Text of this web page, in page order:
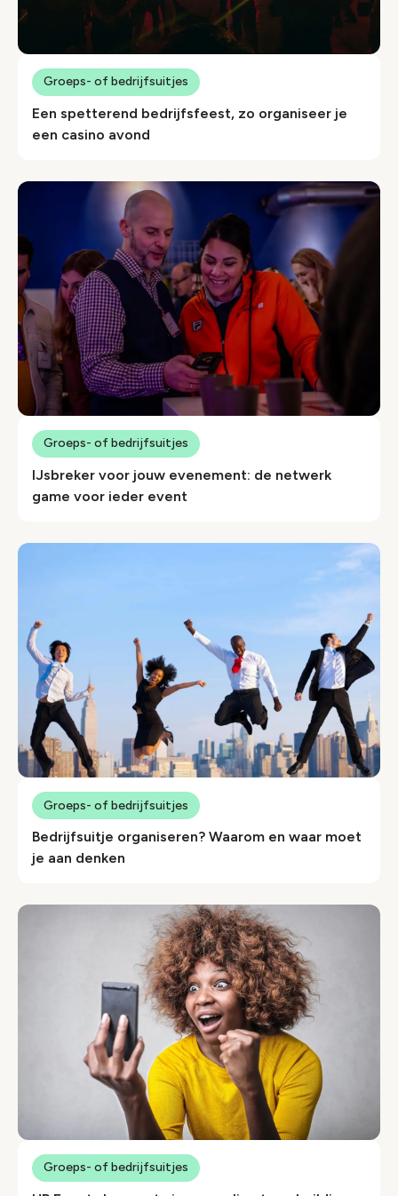
Een spetterend bedrijfsfeest, zo organiseer je
een casino avond
Groeps- of bedrijfsuitjes
IJsbreker voor jouw evenement: de netwerk
game voor ieder event
Groeps- of bedrijfsuitjes
Bedrijfsuitje organiseren? Waarom en waar moet
je aan denken
Groeps- of bedrijfsuitjes
Groeps- of bedrijfsuitjes